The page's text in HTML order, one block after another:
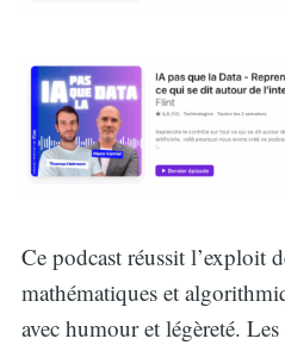
Ce podcast réussit l’exploit
mathématiques et
avec humour et légèreté.